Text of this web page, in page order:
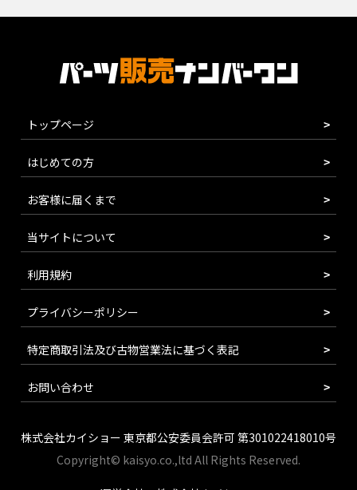
トップページ
はじめての方
お客様に届くまで
当サイトについて
利用規約
プライバシーポリシー
特定商取引法及び古物営業法に基づく表記
お問い合わせ
株式会社カイショー 東京都公安委員会許可 第301022418010号
Copyright© kaisyo.co.,ltd All Rights Reserved.